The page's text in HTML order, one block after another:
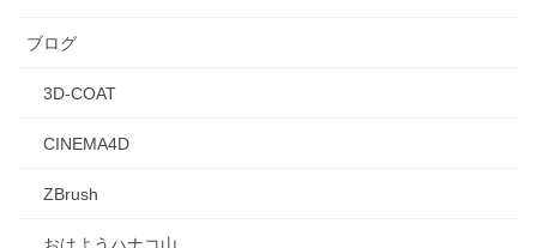
ブログ
3D-COAT
CINEMA4D
ZBrush